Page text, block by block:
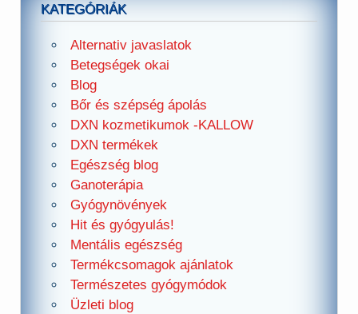
KATEGÓRIÁK
Alternativ javaslatok
Betegségek okai
Blog
Bőr és szépség ápolás
DXN kozmetikumok -KALLOW
DXN termékek
Egészség blog
Ganoterápia
Gyógynövények
Hit és gyógyulás!
Mentális egészség
Termékcsomagok ajánlatok
Természetes gyógymódok
Üzleti blog